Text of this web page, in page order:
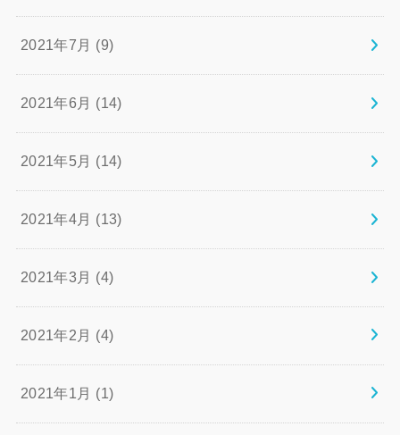
2021年7月 (9)
2021年6月 (14)
2021年5月 (14)
2021年4月 (13)
2021年3月 (4)
2021年2月 (4)
2021年1月 (1)